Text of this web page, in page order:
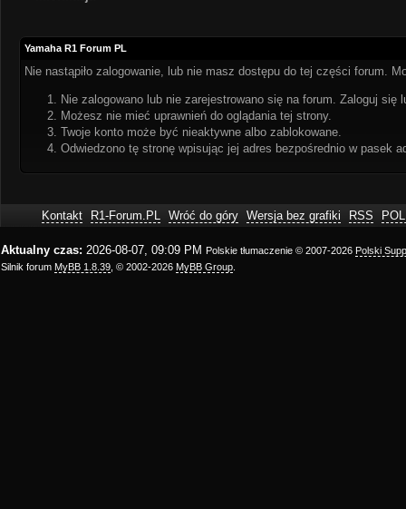
Yamaha R1 Forum PL
Nie nastąpiło zalogowanie, lub nie masz dostępu do tej części forum.
Nie zalogowano lub nie zarejestrowano się na forum. Zaloguj się
Możesz nie mieć uprawnień do oglądania tej strony.
Twoje konto może być nieaktywne albo zablokowane.
Odwiedzono tę stronę wpisując jej adres bezpośrednio w pasek
Kontakt R1-Forum.PL Wróć do góry Wersja bez grafiki RSS
Aktualny czas: 2026-08-07, 09:09 PM Polskie tłumaczenie © 2007-2026 Polski
Silnik forum MyBB 1.8.39 , © 2002-2026 MyBB Group